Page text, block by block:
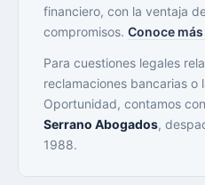
financiero, con la ventaja
compromisos. Conoce
Para cuestiones legales
reclamaciones bancarias o
Oportunidad, contamos
Serrano Abogados,
1988.